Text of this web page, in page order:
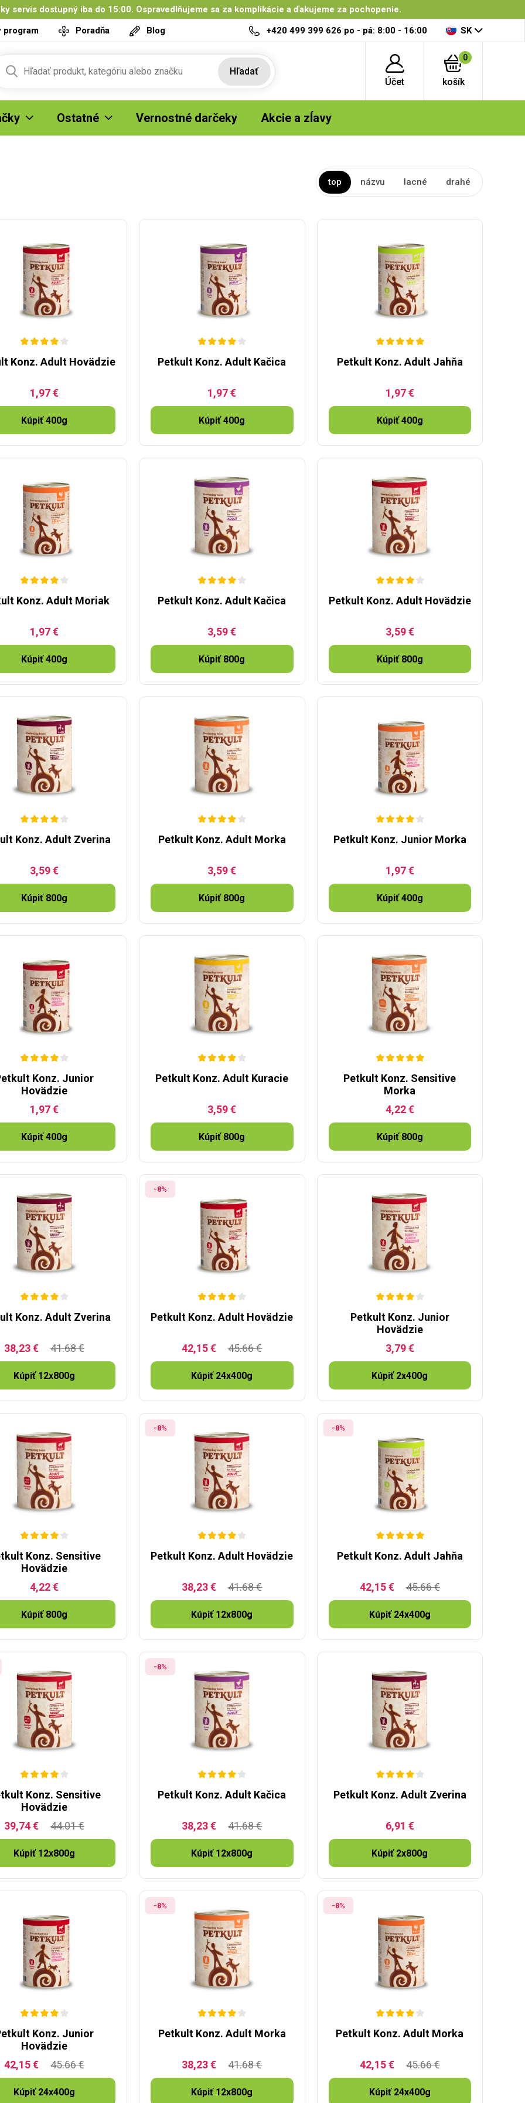
servis dostupný iba do 15:00. Ospravedlňujeme sa za komplikácie a ďakujeme za pochopenie.
program Poradňa Blog +420 499 399 626 po - pá: 8:00 - 16:00 SK
Hľadať
Účet
0
košík
Ostatné Vernostné darčeky Akcie a zĺavy
top názvu lacné drahé
Konz. Adult Hovädzie
1,97 €
Kúpiť 400g
Petkult Konz. Adult Kačica
1,97 €
Kúpiť 400g
Petkult Konz. Adult Jahňa
1,97 €
Kúpiť 400g
Konz. Adult Moriak
1,97 €
Kúpiť 400g
Petkult Konz. Adult Kačica
3,59 €
Kúpiť 800g
Petkult Konz. Adult Hovädzie
3,59 €
Kúpiť 800g
Konz. Adult Zverina
3,59 €
Kúpiť 800g
Petkult Konz. Adult Morka
3,59 €
Kúpiť 800g
Petkult Konz. Junior Morka
1,97 €
Kúpiť 400g
Konz. Junior
Hovädzie
1,97 €
Kúpiť 400g
Petkult Konz. Adult Kuracie
3,59 €
Kúpiť 800g
Petkult Konz. Sensitive
Morka
4,22 €
Kúpiť 800g
Konz. Adult Zverina
41.68 €
38,23 €
Kúpiť 12x800g
-8%
Petkult Konz. Adult Hovädzie
45.66 €
42,15 €
Kúpiť 24x400g
Petkult Konz. Junior
Hovädzie
3,79 €
Kúpiť 2x400g
Konz. Sensitive
Hovädzie
4,22 €
Kúpiť 800g
-8%
Petkult Konz. Adult Hovädzie
41.68 €
38,23 €
Kúpiť 12x800g
-8%
Petkult Konz. Adult Jahňa
45.66 €
42,15 €
Kúpiť 24x400g
Konz. Sensitive
Hovädzie
44.01 €
39,74 €
Kúpiť 12x800g
-8%
Petkult Konz. Adult Kačica
41.68 €
38,23 €
Kúpiť 12x800g
Petkult Konz. Adult Zverina
6,91 €
Kúpiť 2x800g
Konz. Junior
Hovädzie
45.66 €
42,15 €
Kúpiť 24x400g
-8%
Petkult Konz. Adult Morka
41.68 €
38,23 €
Kúpiť 12x800g
-8%
Petkult Konz. Adult Morka
45.66 €
42,15 €
Kúpiť 24x400g